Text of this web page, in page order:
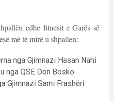
edhe fituesit e Garës së
më të mirë u shpallen:
nga Gjimnazi Hasan Nahi
nga QSE Don Bosko
Gjimnazi Sami Frashëri